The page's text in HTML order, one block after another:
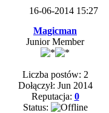
16-06-2014 15:27
Magicman
Junior Member
Liczba postów: 2
Dołączył: Jun 2014
Reputacja: 0
Status: